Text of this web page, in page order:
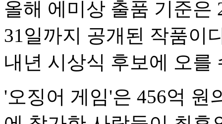
올해 에미상 출품 기준은
31일까지 공개된 작품이
내년 시상식 후보에 오를
'오징어 게임'은 456억 원